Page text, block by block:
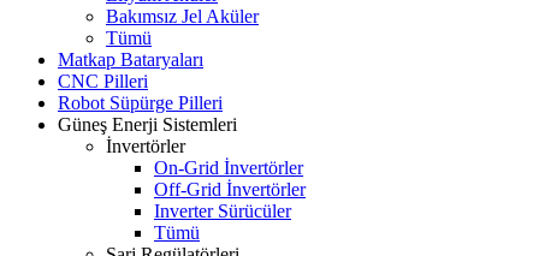
Bakımsız Jel Aküler
Tümü
Matkap Bataryaları
CNC Pilleri
Robot Süpürge Pilleri
Güneş Enerji Sistemleri
İnvertörler
On-Grid İnvertörler
Off-Grid İnvertörler
Inverter Sürücüler
Tümü